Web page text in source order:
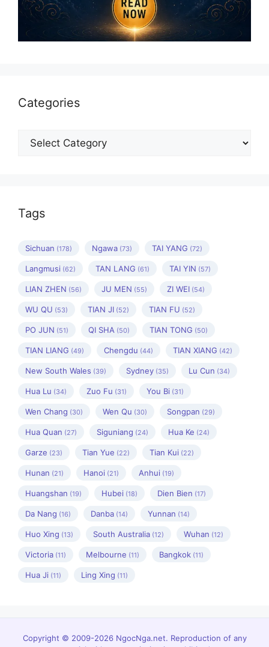
Categories
Categories
Tags
Sichuan (178) Ngawa (73) TAI YANG (72)
Langmusi (62) TAN LANG (61) TAI YIN (57)
LIAN ZHEN (56) JU MEN (55) ZI WEI (54)
WU QU (53) TIAN JI (52) TIAN FU (52)
PO JUN (51) QI SHA (50) TIAN TONG (50)
TIAN LIANG (49) Chengdu (44) TIAN XIANG (42)
New South Wales (39) Sydney (35) Lu Cun (34)
Hua Lu (34) Zuo Fu (31) You Bi (31)
Wen Chang (30) Wen Qu (30) Songpan (29)
Hua Quan (27) Siguniang (24) Hua Ke (24)
Garze (23) Tian Yue (22) Tian Kui (22)
Hunan (21) Hanoi (21) Anhui (19)
Huangshan (19) Hubei (18) Dien Bien (17)
Da Nang (16) Danba (14) Yunnan (14)
Huo Xing (13) South Australia (12) Wuhan (12)
Victoria (11) Melbourne (11) Bangkok (11)
Hua Ji (11) Ling Xing (11)
Copyright © 2009-2026 NgocNga.net. Reproduction of any